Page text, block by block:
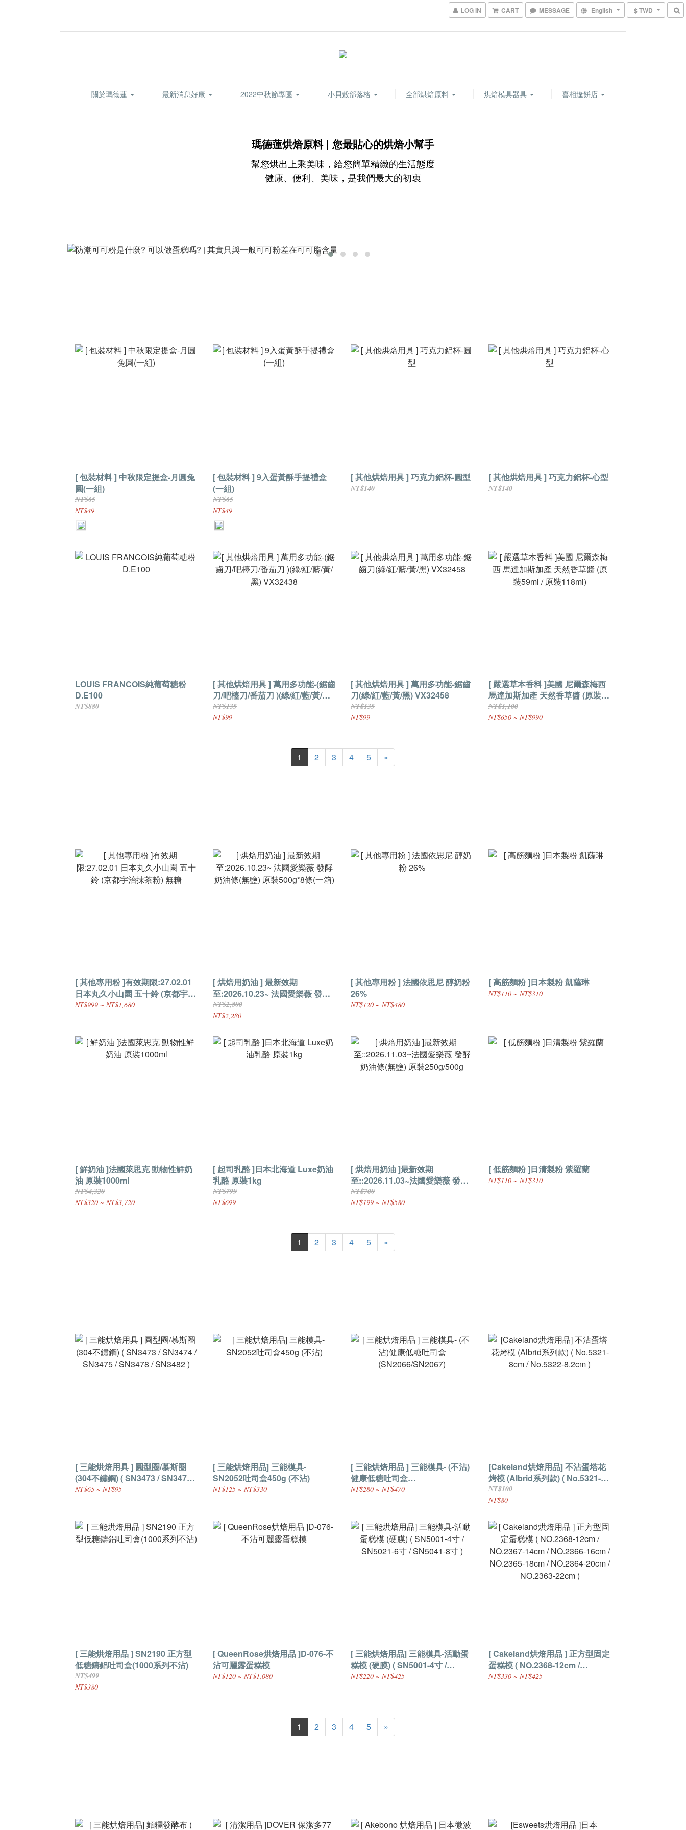
LOG IN CART MESSAGE English $ TWD
關於瑪德蓮 最新消息好康 2022中秋節專區 小貝殼部落格 全部烘焙原料 烘焙模具器具 喜相逢餅店
瑪德蓮烘焙原料 | 您最貼心的烘焙小幫手
幫您烘出上乘美味，給您簡單精緻的生活態度
健康、便利、美味，是我們最大的初衷
[ 包裝材料 ] 中秋限定提盒-月圓兔
圓(一組)
NT$65
NT$49
[ 包裝材料 ] 9入蛋黃酥手提禮盒
(一組)
NT$65
NT$49
[ 其他烘焙用具 ] 巧克力鋁杯-圓型
NT$140
[ 其他烘焙用具 ] 巧克力鋁杯-心型
NT$140
LOUIS FRANCOIS純葡萄糖粉
D.E100
NT$880
[ 其他烘焙用具 ] 萬用多功能-(鋸齒
刀/吧檯刀/番茄刀 )(綠/紅/藍/黃/黑)
VX32438
NT$135
NT$99
[ 其他烘焙用具 ] 萬用多功能-鋸齒
刀(綠/紅/藍/黃/黑) VX32458
NT$135
NT$99
[ 嚴選草本香料 ]美國 尼爾森梅西
馬達加斯加產 天然香草醬 (原裝
59ml / 原裝118ml)
NT$1,100
NT$650 ~ NT$990
1 2 3 4 5 »
[ 其他專用粉 ]有效期限:27.02.01
日本丸久小山園 五十鈴 (京都宇治
抹茶粉) 無糖
NT$999 ~ NT$1,680
[ 烘焙用奶油 ] 最新效期
至:2026.10.23~ 法國愛樂薇 發酵
奶油條(無鹽) 原裝500g*8條(一箱)
NT$2,800
NT$2,280
[ 其他專用粉 ] 法國依思尼 醇奶粉
26%
NT$120 ~ NT$480
[ 高筋麵粉 ]日本製粉 凱薩琳
NT$110 ~ NT$310
[ 鮮奶油 ]法國萊思克 動物性鮮奶
油 原裝1000ml
NT$4,320
NT$320 ~ NT$3,720
[ 起司乳酪 ]日本北海道 Luxe奶油
乳酪 原裝1kg
NT$799
NT$699
[ 烘焙用奶油 ]最新效期
至::2026.11.03~法國愛樂薇 發酵
奶油條(無鹽) 原裝250g/500g
NT$700
NT$199 ~ NT$580
[ 低筋麵粉 ]日清製粉 紫羅蘭
NT$110 ~ NT$310
1 2 3 4 5 »
[ 三能烘焙用具 ] 圓型圈/慕斯圈
(304不鏽鋼) ( SN3473 / SN3474 /
SN3475 / SN3478 / SN3482 )
NT$65 ~ NT$95
[ 三能烘焙用品] 三能模具-
SN2052吐司盒450g (不沾)
NT$125 ~ NT$330
[ 三能烘焙用品 ] 三能模具- (不沾)
健康低糖吐司盒
(SN2066/SN2067)
NT$280 ~ NT$470
[Cakeland烘焙用品] 不沾蛋塔花
烤模 (Albrid系列款) ( No.5321-
8cm / No.5322-8.2cm )
NT$100
NT$80
[ 三能烘焙用品 ] SN2190 正方型
低糖鑄鋁吐司盒(1000系列不沾)
NT$499
NT$380
[ QueenRose烘焙用品 ]D-076-不
沾可麗露蛋糕模
NT$120 ~ NT$1,080
[ 三能烘焙用品] 三能模具-活動蛋
糕模 (硬膜) ( SN5001-4寸 /
SN5021-6寸 / SN5041-8寸 )
NT$220 ~ NT$425
[ Cakeland烘焙用品 ] 正方型固定
蛋糕模 ( NO.2368-12cm /
NO.2367-14cm / NO.2366-16cm /
NT$330 ~ NT$425
1 2 3 4 5 »